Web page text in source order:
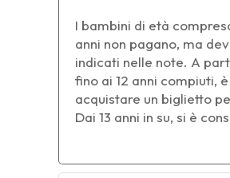
I bambini di età
anni non pagano, ma
indicati nelle note. A
fino ai 12 anni compiuti,
acquistare un biglietto
Dai 13 anni in su, si è